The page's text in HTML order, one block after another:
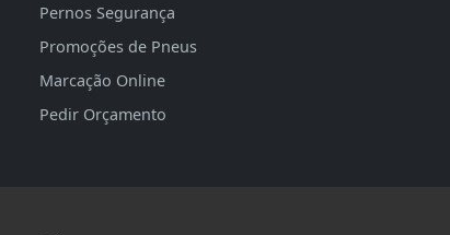
Pernos Segurança
Promoções de Pneus
Marcação Online
Pedir Orçamento